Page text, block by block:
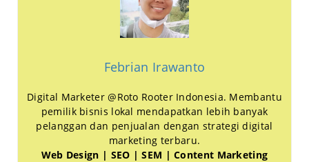
Febrian Irawanto
Digital Marketer @Roto Rooter Indonesia. Membantu
pemilik bisnis lokal mendapatkan lebih banyak
pelanggan dan penjualan dengan strategi digital
marketing terbaru.
Web Design | SEO | SEM | Content Marketing